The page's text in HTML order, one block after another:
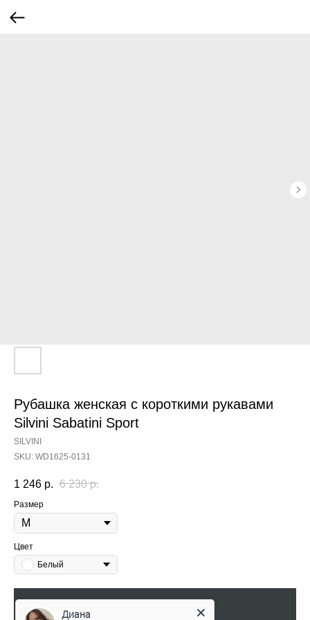
Рубашка женская с короткими рукавами
Silvini Sabatini Sport
SILVINI
SKU: WD1625-0131
1 246 р. 6 230 р.
Размер
Цвет
Белый
Диана